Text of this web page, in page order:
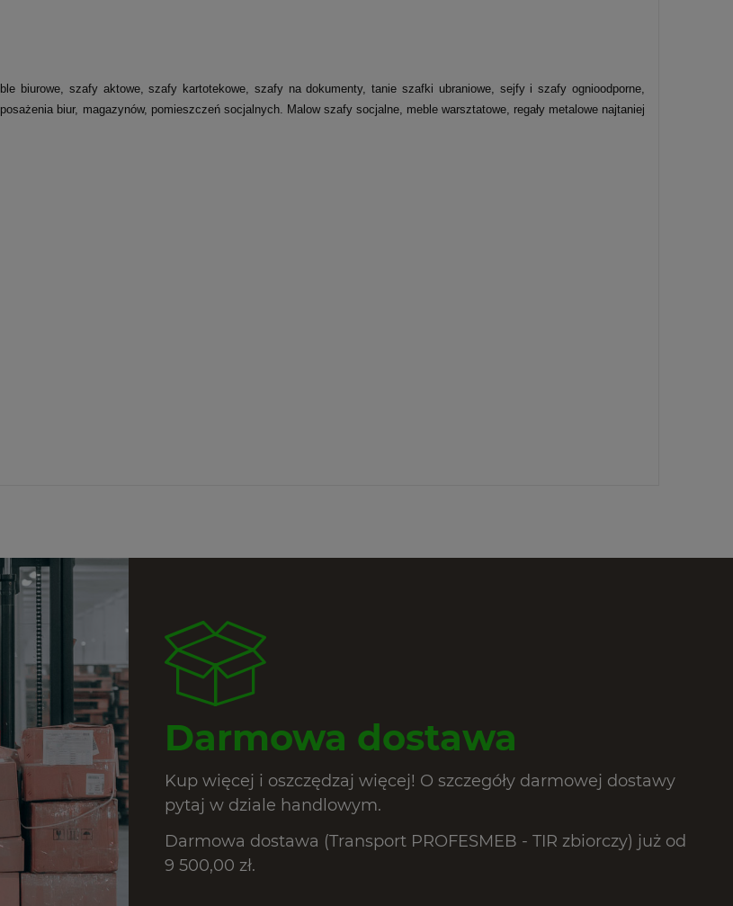
biurowe, szafy aktowe, szafy kartotekowe, szafy na dokumenty, tanie szafki ubraniowe, sejfy i szafy ognioodporne,
biur, magazynów, pomieszczeń socjalnych. Malow szafy socjalne, meble warsztatowe, regały metalowe najtaniej
Darmowa dostawa
Kup więcej i oszczędzaj więcej! O szczegóły darmowej dostawy
pytaj w dziale handlowym.
Darmowa dostawa (Transport PROFESMEB - TIR zbiorczy) już od
9 500,00 zł.